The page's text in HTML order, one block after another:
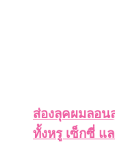
ส่องลุคผมลอน
ทั้งหรู เซ็กซี่ แ